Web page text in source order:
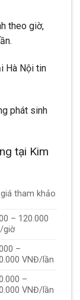
theo giờ,
Hà Nội tin
phát sinh
tại Kim
tham khảo
– 120.000
giờ
–
VNĐ/lần
–
VNĐ/lần